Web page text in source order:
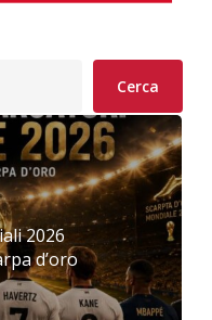
Cerca
2026
d’oro